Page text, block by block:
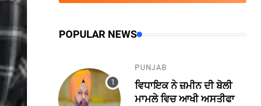
POPULAR NEWS
PUNJAB
ਵਿਧਾਇਕ ਨੇ ਜ਼ਮੀਨ ਦੀ ਬੋਲੀ
ਮਾਮਲੇ ਵਿਚ ਆਖੀ ਅਸਤੀਫਾ